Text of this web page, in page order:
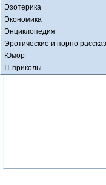
Эзотерика
Экономика
Энциклопедия
Эротические и порно
Юмор
IT-приколы